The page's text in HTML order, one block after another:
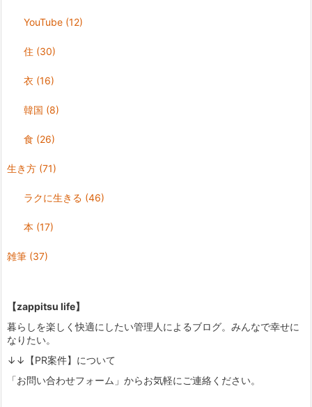
YouTube (12)
住 (30)
衣 (16)
韓国 (8)
食 (26)
生き方 (71)
ラクに生きる (46)
本 (17)
雑筆 (37)
【zappitsu life】
暮らしを楽しく快適にしたい管理人によるブログ。みんなで幸せに
なりたい。
↓↓【PR案件】について
「お問い合わせフォーム」からお気軽にご連絡ください。